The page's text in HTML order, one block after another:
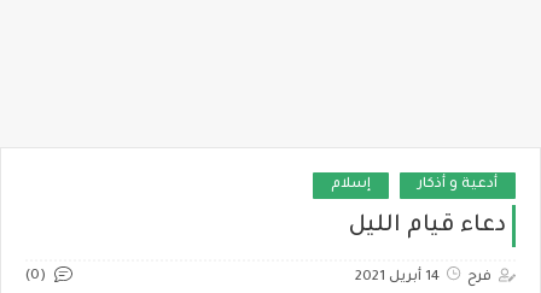
أدعية و أذكار إسلام
دعاء قيام الليل
فرح 14 أبريل 2021 (0)